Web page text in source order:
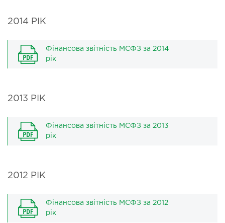
2014 РІК
Фінансова звітність МСФЗ за 2014
рік
2013 РІК
Фінансова звітність МСФЗ за 2013
рік
2012 РІК
Фінансова звітність МСФЗ за 2012
рік